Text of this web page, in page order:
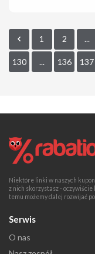
1 2 ...
130 ... 136 137
Niektóre linki w naszych
z nich skorzystasz -
temu możemy dalej rozwijać
Serwis
O nas